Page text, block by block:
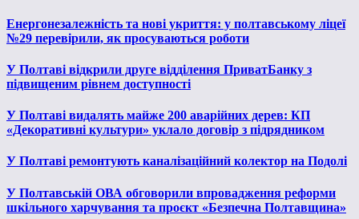
Енергонезалежність та нові укриття: у полтавському ліцеї
№29 перевірили, як просуваються роботи
У Полтаві відкрили друге відділення ПриватБанку з
підвищеним рівнем доступності
У Полтаві видалять майже 200 аварійних дерев: КП
«Декоративні культури» уклало договір з підрядником
У Полтаві ремонтують каналізаційний колектор на Подолі
У Полтавській ОВА обговорили впровадження реформи
шкільного харчування та проєкт «Безпечна Полтавщина»